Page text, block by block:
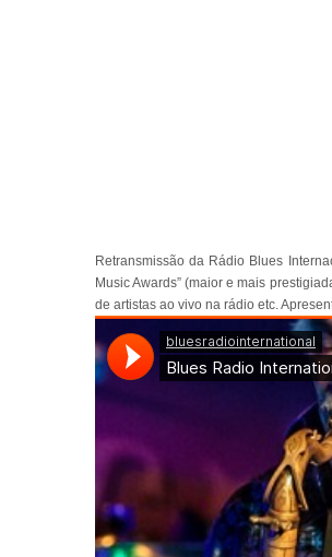
Retransmissão da Rádio Blues
Music Awards” (maior e mais
de artistas ao vivo na rádio etc.